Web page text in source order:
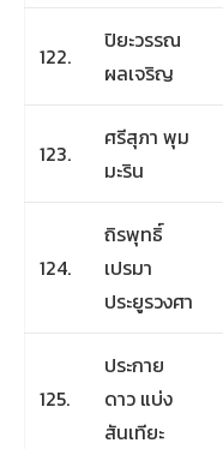
122.
ปิยะวรรณ
ผลเจริญ
123.
ศรีสุภา พุม
มะริน
124.
ถิรพุทธิ์
เปรมา
ประยูรวงศา
125.
ประกาย
ดาว แบ่ง
สันเทียะ